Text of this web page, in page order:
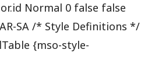
Normal 0 false false
SA /* Style Definitions */
{mso-style-